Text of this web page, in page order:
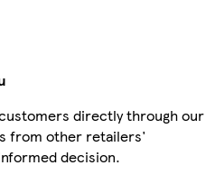
directly through our
from other retailers'
decision.